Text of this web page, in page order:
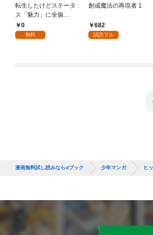
転生したけどステータ
ス「魅力」に全振
り！？(1)
0
無料
創成魔法の再現者 1
682
試読フル
漫画無料試し読みならdブック 少年マンガ ヒ